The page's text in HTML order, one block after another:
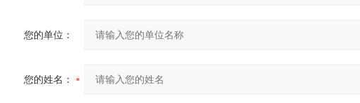
您的单位：
您的姓名：